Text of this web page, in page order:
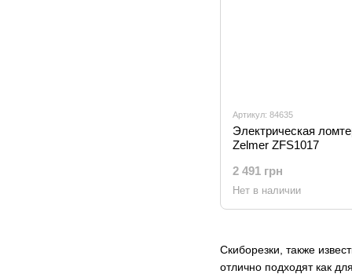
Скиборезки, также
отлично подходят как
Артикул: 84635
Электрическая
Zelmer ZFS1017
2 491 грн
Нет в наличии